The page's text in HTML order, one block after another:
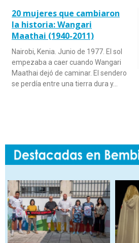
20 mujeres que cambiaron
la historia: Wangari
Maathai (1940-2011)
Nairobi, Kenia. Junio de 1977. El sol
empezaba a caer cuando Wangari
Maathai dejó de caminar. El sendero
se perdía entre una tierra dura y…